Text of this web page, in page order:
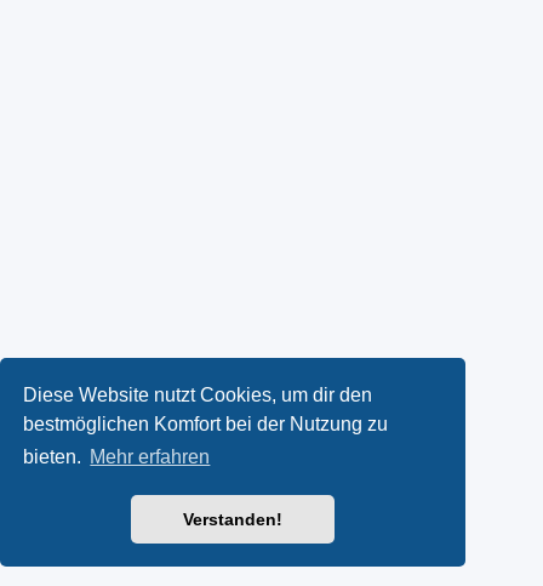
Diese Website nutzt Cookies, um dir den
bestmöglichen Komfort bei der Nutzung zu
bieten. Mehr erfahren
Verstanden!